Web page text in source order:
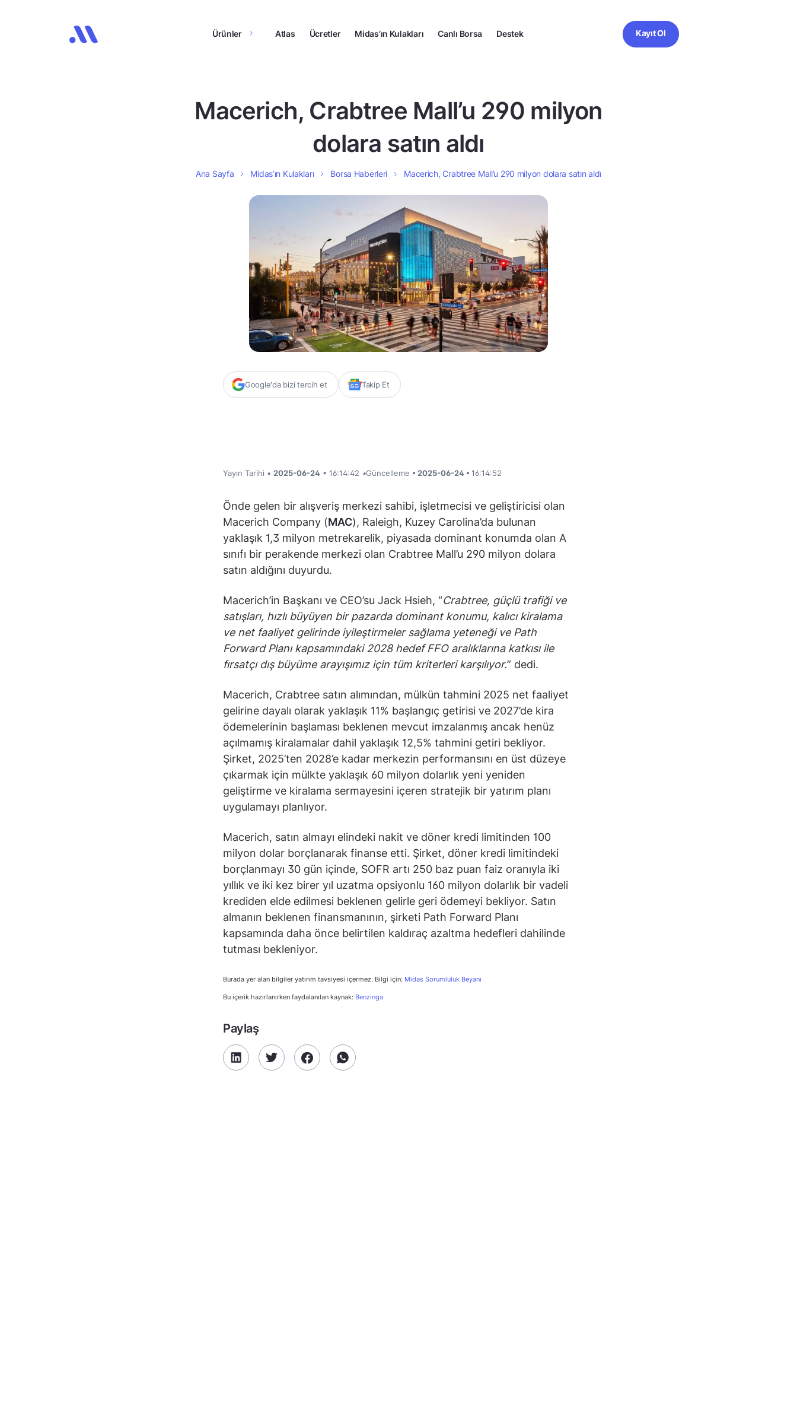
Ürünler Atlas Ücretler Midas’ın Kulakları Canlı Borsa Destek Kayıt Ol
Macerich, Crabtree Mall’u 290 milyon
dolara satın aldı
Ana Sayfa Midas’ın Kulakları Borsa Haberleri Macerich, Crabtree Mall’u 290 milyon dolara satın aldı
Google'da bizi tercih et Takip Et
Yayın Tarihi • 2025-06-24 • 16:14:42 •Güncelleme • 2025-06-24 • 16:14:52
Önde gelen bir alışveriş merkezi sahibi, işletmecisi ve geliştiricisi olan
Macerich Company (MAC), Raleigh, Kuzey Carolina’da bulunan
yaklaşık 1,3 milyon metrekarelik, piyasada dominant konumda olan A
sınıfı bir perakende merkezi olan Crabtree Mall’u 290 milyon dolara
satın aldığını duyurdu.
Macerich’in Başkanı ve CEO’su Jack Hsieh, “Crabtree, güçlü trafiği ve
satışları, hızlı büyüyen bir pazarda dominant konumu, kalıcı kiralama
ve net faaliyet gelirinde iyileştirmeler sağlama yeteneği ve Path
Forward Planı kapsamındaki 2028 hedef FFO aralıklarına katkısı ile
fırsatçı dış büyüme arayışımız için tüm kriterleri karşılıyor.” dedi.
Macerich, Crabtree satın alımından, mülkün tahmini 2025 net faaliyet
gelirine dayalı olarak yaklaşık 11% başlangıç getirisi ve 2027’de kira
ödemelerinin başlaması beklenen mevcut imzalanmış ancak henüz
açılmamış kiralamalar dahil yaklaşık 12,5% tahmini getiri bekliyor.
Şirket, 2025’ten 2028’e kadar merkezin performansını en üst düzeye
çıkarmak için mülkte yaklaşık 60 milyon dolarlık yeni yeniden
geliştirme ve kiralama sermayesini içeren stratejik bir yatırım planı
uygulamayı planlıyor.
Macerich, satın almayı elindeki nakit ve döner kredi limitinden 100
milyon dolar borçlanarak finanse etti. Şirket, döner kredi limitindeki
borçlanmayı 30 gün içinde, SOFR artı 250 baz puan faiz oranıyla iki
yıllık ve iki kez birer yıl uzatma opsiyonlu 160 milyon dolarlık bir vadeli
krediden elde edilmesi beklenen gelirle geri ödemeyi bekliyor. Satın
almanın beklenen finansmanının, şirketi Path Forward Planı
kapsamında daha önce belirtilen kaldıraç azaltma hedefleri dahilinde
tutması bekleniyor.
Burada yer alan bilgiler yatırım tavsiyesi içermez. Bilgi için: Midas Sorumluluk Beyanı
Bu içerik hazırlanırken faydalanılan kaynak: Benzinga
Paylaş